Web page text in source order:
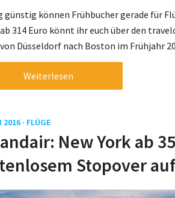
günstig können Frühbucher gerade für
314 Euro könnt ihr euch über den
Düsseldorf nach Boston im Frühjahr
Weiterlesen
2016 · FLÜGE
New York ab
Stopover